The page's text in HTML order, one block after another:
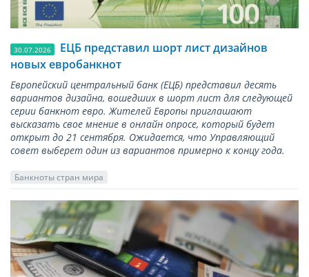
30.07.2026
ЕЦБ представил шорт лист дизайнов
новых евробанкнот
Европейский центральный банк (ЕЦБ) представил десять
вариантов дизайна, вошедших в шорт лист для следующей
серии банкнот евро. Жителей Европы приглашают
высказать свое мнение в онлайн опросе, который будет
открыт до 21 сентября. Ожидается, что Управляющий
совет выберет один из вариантов примерно к концу года.
Банкноты стран мира